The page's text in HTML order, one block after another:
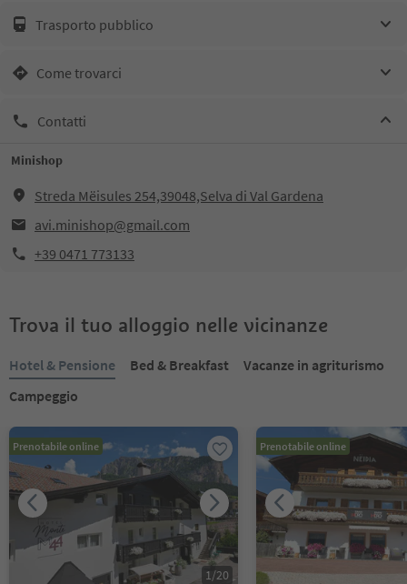
Trasporto pubblico
Come trovarci
Contatti
Minishop
Streda Mëisules 254,39048,Selva di Val Gardena
avi.minishop@gmail.com
+39 0471 773133
Trova il tuo alloggio nelle vicinanze
Hotel & Pensione Bed & Breakfast
Vacanze in agriturismo
Campeggio
Prenotabile online
1/20
Prenotabile online